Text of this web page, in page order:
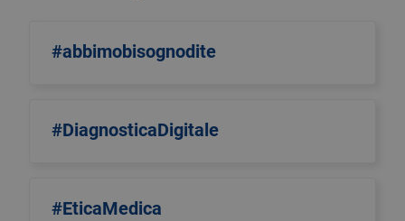
#abbimobisognodite
#DiagnosticaDigitale
#EticaMedica